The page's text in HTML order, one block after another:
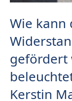
Wie kann
gefördert
Kerstin